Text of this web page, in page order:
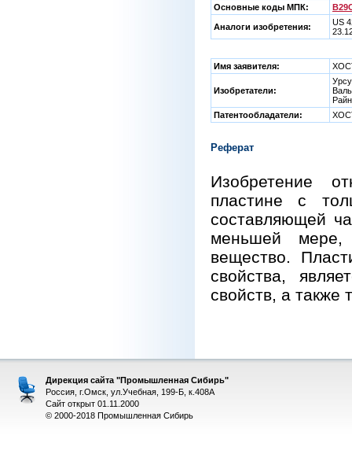
Основные коды МПК:
Аналоги изобретения:
US
Имя заявителя:
Изобретатели:
Патентообладатели:
Реферат
Изобретение
пластине с
составляющей
меньшей мере,
вещество.
свойства,
свойств, а также
Дирекция сайта "Промышленная Сибирь"
Россия, г.Омск, ул.Учебная, 199-Б, к.408А
Сайт открыт 01.11.2000
© 2000-2018 Промышленная Сибирь